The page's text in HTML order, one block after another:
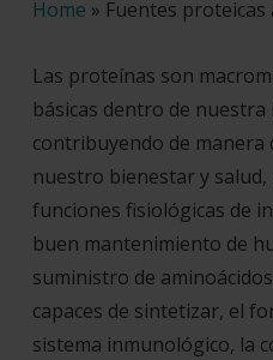
Home » Fuentes
Las proteínas son
básicas dentro de nuestra
contribuyendo de manera
nuestro bienestar y salud
funciones fisiológicas de
buen mantenimiento de
suministro de
capaces de sintetizar, el
sistema inmunológico, la